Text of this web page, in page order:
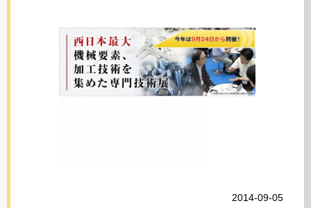
2014-09-05